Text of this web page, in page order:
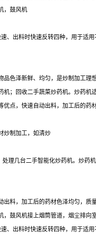
，鼓风机
、出料时快速反转四种，用于适
色泽新鲜、均匀，是炒制加工理
；回收二手蔬菜炒药机。炒药
优点，快速自动出料，加工后的药
炒制加工，如清炒
理几台二手智能化炒药机。炒
料，加工后的药材色泽均匀，质
鼓风机接上烟筒管道，烟尘排向室
、出料时快速反转四种，用于适